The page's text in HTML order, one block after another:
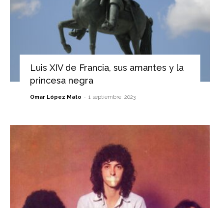
Luis XIV de Francia, sus amantes y la
princesa negra
Omar López Mato - 1 septiembre, 2023